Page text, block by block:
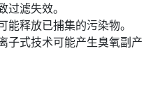
过滤失效。
能释放已捕集的污染物。
子式技术可能产生臭氧副产